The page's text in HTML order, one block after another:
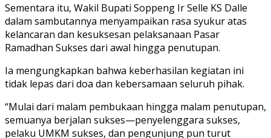
Sementara itu, Wakil Bupati Soppeng Ir Selle KS Dalle
dalam sambutannya menyampaikan rasa syukur atas
kelancaran dan kesuksesan pelaksanaan Pasar
Ramadhan Sukses dari awal hingga penutupan.
Ia mengungkapkan bahwa keberhasilan kegiatan ini
tidak lepas dari doa dan kebersamaan seluruh pihak.
“Mulai dari malam pembukaan hingga malam penutupan,
semuanya berjalan sukses—penyelenggara sukses,
pelaku UMKM sukses, dan pengunjung pun turut